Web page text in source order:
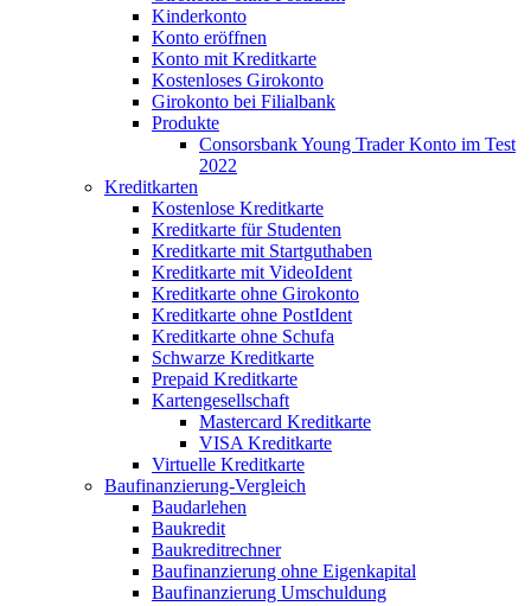
Kinderkonto
Konto eröffnen
Konto mit Kreditkarte
Kostenloses Girokonto
Girokonto bei Filialbank
Produkte
Consorsbank Young Trader Konto im Test
2022
Kreditkarten
Kostenlose Kreditkarte
Kreditkarte für Studenten
Kreditkarte mit Startguthaben
Kreditkarte mit VideoIdent
Kreditkarte ohne Girokonto
Kreditkarte ohne PostIdent
Kreditkarte ohne Schufa
Schwarze Kreditkarte
Prepaid Kreditkarte
Kartengesellschaft
Mastercard Kreditkarte
VISA Kreditkarte
Virtuelle Kreditkarte
Baufinanzierung-Vergleich
Baudarlehen
Baukredit
Baukreditrechner
Baufinanzierung ohne Eigenkapital
Baufinanzierung Umschuldung